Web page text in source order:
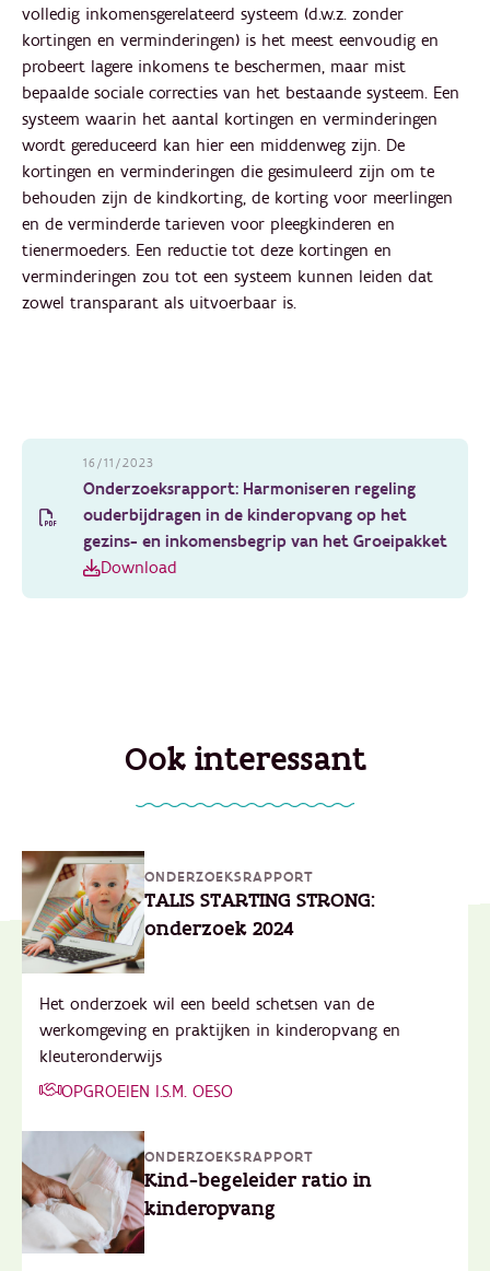
volledig inkomensgerelateerd systeem (d.w.z. zonder
kortingen en verminderingen) is het meest eenvoudig en
probeert lagere inkomens te beschermen, maar mist
bepaalde sociale correcties van het bestaande systeem. Een
systeem waarin het aantal kortingen en verminderingen
wordt gereduceerd kan hier een middenweg zijn. De
kortingen en verminderingen die gesimuleerd zijn om te
behouden zijn de kindkorting, de korting voor meerlingen
en de verminderde tarieven voor pleegkinderen en
tienermoeders. Een reductie tot deze kortingen en
verminderingen zou tot een systeem kunnen leiden dat
zowel transparant als uitvoerbaar is.
16/11/2023
Onderzoeksrapport: Harmoniseren regeling
ouderbijdragen in de kinderopvang op het
gezins- en inkomensbegrip van het Groeipakket
Download
Ook interessant
ONDERZOEKSRAPPORT
TALIS STARTING STRONG:
onderzoek 2024
Het onderzoek wil een beeld schetsen van de
werkomgeving en praktijken in kinderopvang en
kleuteronderwijs
OPGROEIEN I.S.M. OESO
ONDERZOEKSRAPPORT
Kind-begeleider ratio in
kinderopvang